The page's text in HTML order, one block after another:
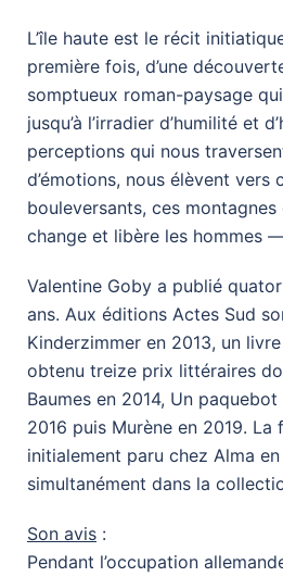
L’île haute est le récit
première fois, d’une
somptueux roman-paysage
jusqu’à l’irradier d’hu­­­milité et
perceptions qui nous
d’émotions, nous élèvent vers
bouleversants, ces
change et libère les hommes
Valentine Goby a publié
ans. Aux éditions Actes Sud
Kinderzimmer en 2013, un
obtenu treize prix littéraires
Baumes en 2014, Un
2016 puis Murène en 2019. La
initialement paru chez Alma
simultanément dans la
Son avis :
Pendant l’occupation